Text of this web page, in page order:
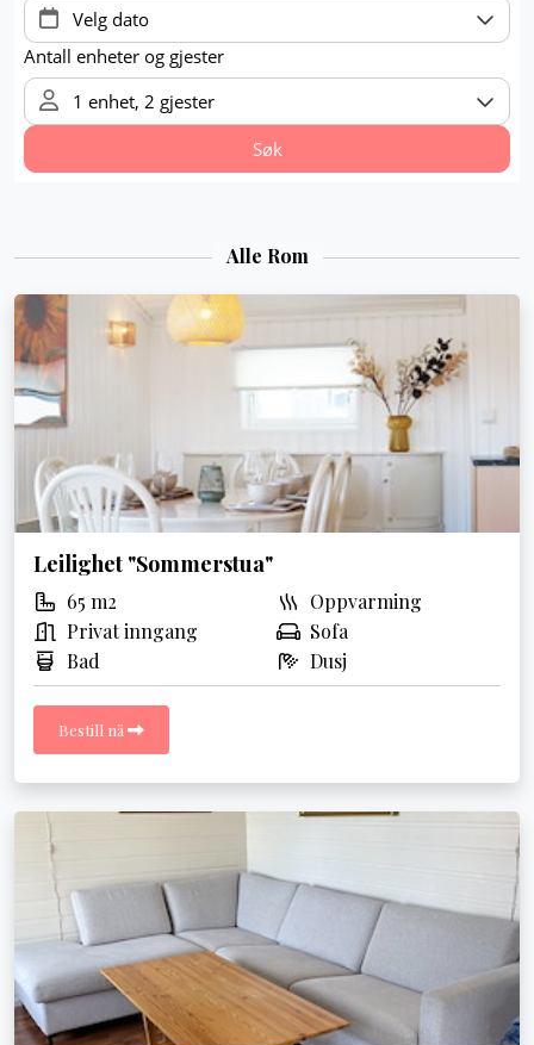
Alle Rom
Leilighet "Sommerstua"
65 m2
Oppvarming
Privat inngang
Sofa
Bad
Dusj
Bestill nå